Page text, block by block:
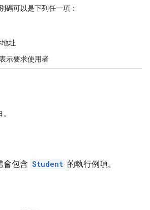
碼可以是下列任一項：
址
表示要求使用者
會包含 Student 的執行例項。